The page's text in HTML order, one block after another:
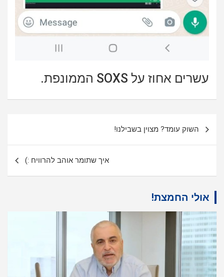
עשרים אחוז על SOXS הממונפת.
השוק עומד? מצוין בשבילנו!
איך שתומר אוהב להרוויח :)
אולי החמצת!